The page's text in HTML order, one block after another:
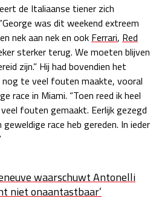
za 19:00 - 20:00
zo 17:00 - 19:00
de Italiaanse tiener zich
was dit weekend extreem
nek aan nek en ook Ferrari, Red
sterker terug. We moeten blijven
zijn.” Hij had bovendien het
te veel fouten maakte, vooral
race in Miami. “Toen reed ik heel
fouten gemaakt. Eerlijk gezegd
race heb gereden. In ieder
waarschuwt Antonelli
niet onaantastbaar’